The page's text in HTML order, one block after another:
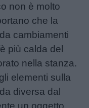
non è molto
che la
cambiamenti
più calda del
nella stanza.
elementi sulla
diversa dal
un oggetto